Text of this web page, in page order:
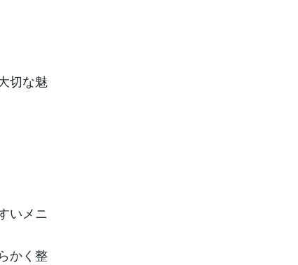
切な魅
いメニ
かく整